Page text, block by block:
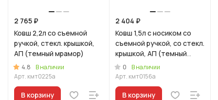
2 765 ₽
Ковш 2,2л со съемной
ручкой, стекл. крышкой,
АП (темный мрамор)
4.8
В наличии
Арт. кмт0225а
В корзину
2 404 ₽
Ковш 1,5л с носиком со
съемной ручкой, со стекл.
крышкой, АП (темный
мрамор)
0
В наличии
Арт. кмт0156а
В корзину